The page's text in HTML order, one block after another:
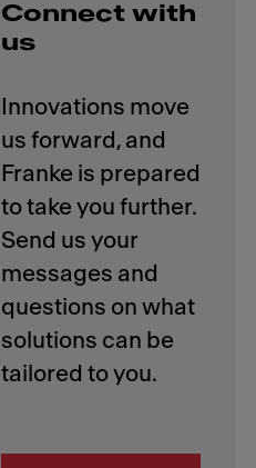
Connect with
us
Innovations move
us forward, and
Franke is prepared
to take you further.
Send us your
messages and
questions on what
solutions can be